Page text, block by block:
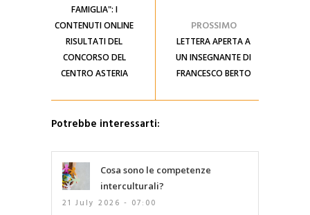
FAMIGLIA": I
CONTENUTI ONLINE
RISULTATI DEL
CONCORSO DEL
CENTRO ASTERIA
PROSSIMO
LETTERA APERTA A
UN INSEGNANTE DI
FRANCESCO BERTO
Potrebbe interessarti:
Cosa sono le competenze
interculturali?
21 July 2026 - 07:00